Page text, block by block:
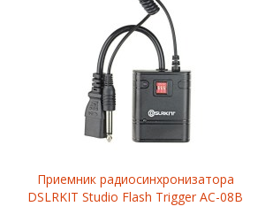
Приемник радиосинхронизатора
DSLRKIT Studio Flash Trigger AC-08B